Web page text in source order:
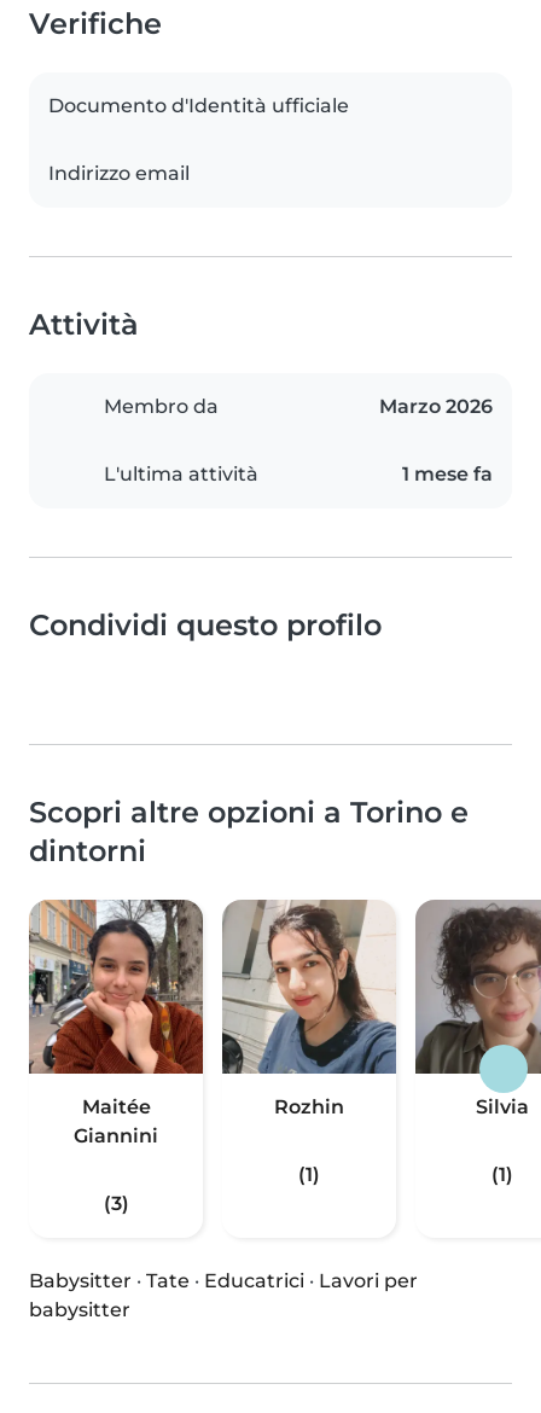
Verifiche
Documento d'Identità ufficiale
Indirizzo email
Attività
Membro da Marzo 2026
L'ultima attività 1 mese fa
Condividi questo profilo
Scopri altre opzioni a Torino e
dintorni
Maitée
Giannini
(3)
Rozhin
(1)
Silvia
(1)
Babysitter · Tate · Educatrici · Lavori per
babysitter